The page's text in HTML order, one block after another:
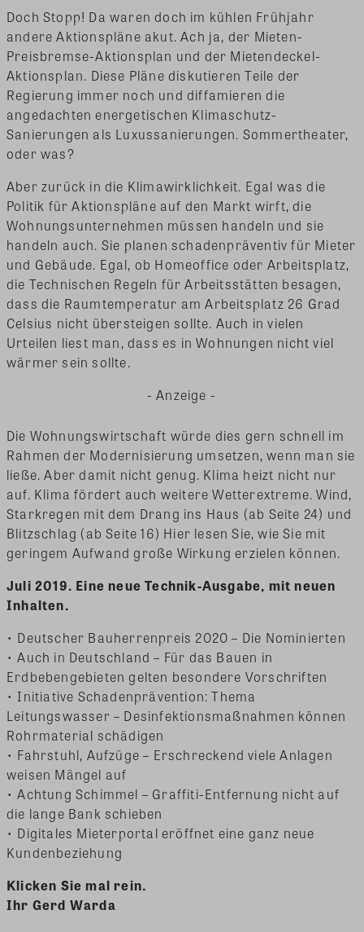
Doch Stopp! Da waren doch im kühlen Frühjahr
andere Aktionspläne akut. Ach ja, der Mieten-
Preisbremse-Aktionsplan und der Mietendeckel-
Aktionsplan. Diese Pläne diskutieren Teile der
Regierung immer noch und diffamieren die
angedachten energetischen Klimaschutz-
Sanierungen als Luxussanierungen. Sommertheater,
oder was?
Aber zurück in die Klimawirklichkeit. Egal was die
Politik für Aktionspläne auf den Markt wirft, die
Wohnungsunternehmen müssen handeln und sie
handeln auch. Sie planen schadenpräventiv für Mieter
und Gebäude. Egal, ob Homeoffice oder Arbeitsplatz,
die Technischen Regeln für Arbeitsstätten besagen,
dass die Raumtemperatur am Arbeitsplatz 26 Grad
Celsius nicht übersteigen sollte. Auch in vielen
Urteilen liest man, dass es in Wohnungen nicht viel
wärmer sein sollte.
- Anzeige -
Die Wohnungswirtschaft würde dies gern schnell im
Rahmen der Modernisierung umsetzen, wenn man sie
ließe. Aber damit nicht genug. Klima heizt nicht nur
auf. Klima fördert auch weitere Wetterextreme. Wind,
Starkregen mit dem Drang ins Haus (ab Seite 24) und
Blitzschlag (ab Seite 16) Hier lesen Sie, wie Sie mit
geringem Aufwand große Wirkung erzielen können.
Juli 2019. Eine neue Technik-Ausgabe, mit neuen
Inhalten.
• Deutscher Bauherrenpreis 2020 – Die Nominierten
• Auch in Deutschland – Für das Bauen in
Erdbebengebieten gelten besondere Vorschriften
• Initiative Schadenprävention: Thema
Leitungswasser – Desinfektionsmaßnahmen können
Rohrmaterial schädigen
• Fahrstuhl, Aufzüge – Erschreckend viele Anlagen
weisen Mängel auf
• Achtung Schimmel – Graffiti-Entfernung nicht auf
die lange Bank schieben
• Digitales Mieterportal eröffnet eine ganz neue
Kundenbeziehung
Klicken Sie mal rein.
Ihr Gerd Warda